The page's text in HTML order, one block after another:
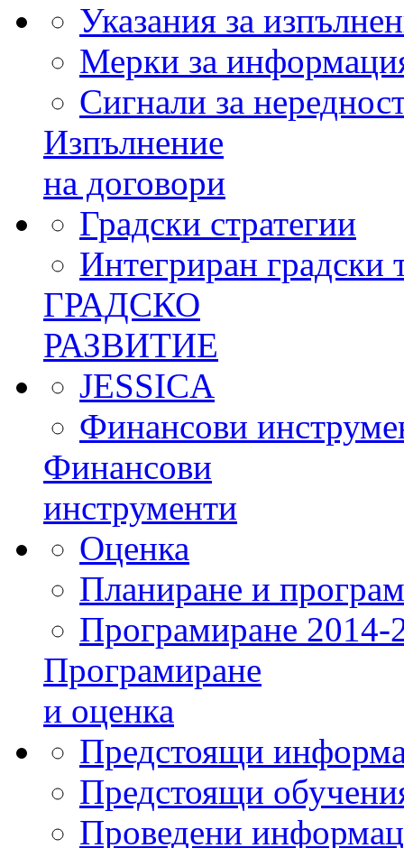
Указания за
Мерки за
Сигнали за
Изпълнение
на договори
Градски стратегии
Интегриран градски
ГРАДСКО
РАЗВИТИЕ
JESSICA
Финансови
Финансови
инструменти
Оценка
Планиране и
Програмиране 2014-
Програмиране
и оценка
Предстоящи
Предстоящи
Проведени